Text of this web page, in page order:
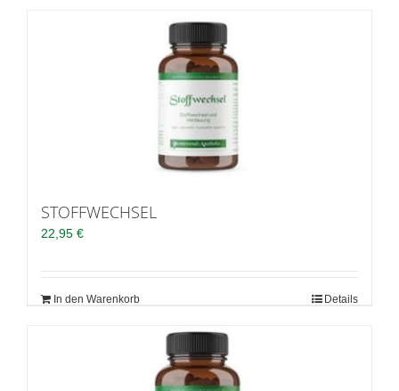
STOFFWECHSEL
22,95 €
In den Warenkorb Details